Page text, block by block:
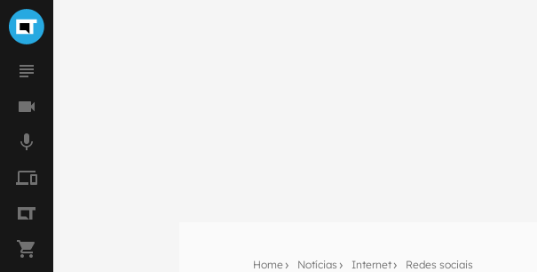
Home Notícias Internet Redes sociais